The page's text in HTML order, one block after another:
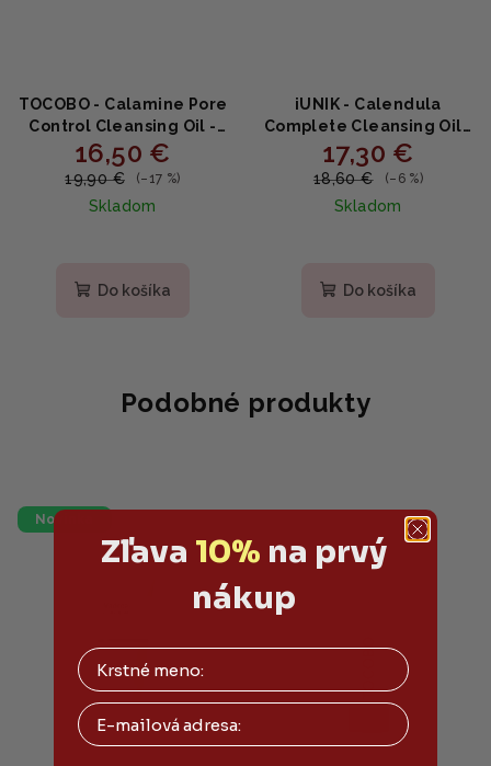
TOCOBO - Calamine Pore
Control Cleansing Oil -
čistiaci olej s kalamínom
a mliečnym olejom
16,50 €
19,90 € (–17 %)
Skladom
Do košíka
iUNIK - Calendula
Complete Cleansing Oil -
čistiaci olej s nechtíkom
200ml
17,30 €
18,60 € (–6 %)
Skladom
Do košíka
Podobné produkty
Novinka
Zľava 10% na prvý
nákup
Email